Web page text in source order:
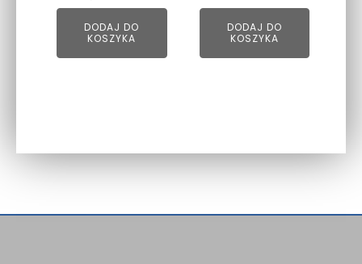
DODAJ DO
KOSZYKA
DODAJ DO
KOSZYKA